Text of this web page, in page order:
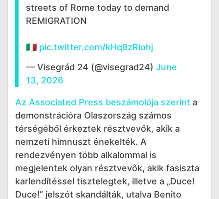
streets of Rome today to demand
REMIGRATION
🇮🇹 pic.twitter.com/kHq8zRiohj
— Visegrád 24 (@visegrad24) June
13, 2026
Az Associated Press beszámolója szerint a
demonstrációra Olaszország számos
térségéből érkeztek résztvevők, akik a
nemzeti himnuszt énekelték. A
rendezvényen több alkalommal is
megjelentek olyan résztvevők, akik fasiszta
karlendítéssel tisztelegtek, illetve a „Duce!
Duce!” jelszót skandálták, utalva Benito